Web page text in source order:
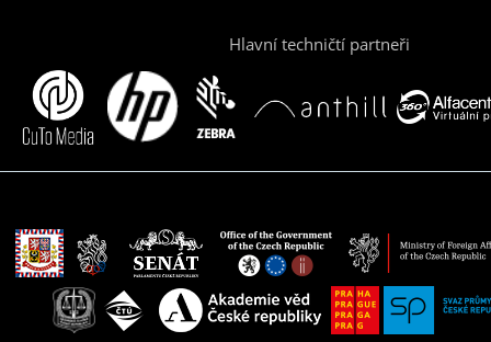
Hlavní techničtí partneři